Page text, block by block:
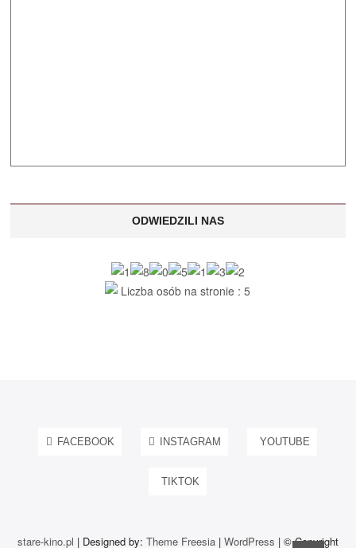
ODWIEDZILI NAS
Liczba osób na stronie : 5
FACEBOOK INSTAGRAM YOUTUBE
TIKTOK
stare-kino.pl | Designed by: Theme Freesia| WordPress | © Copyright